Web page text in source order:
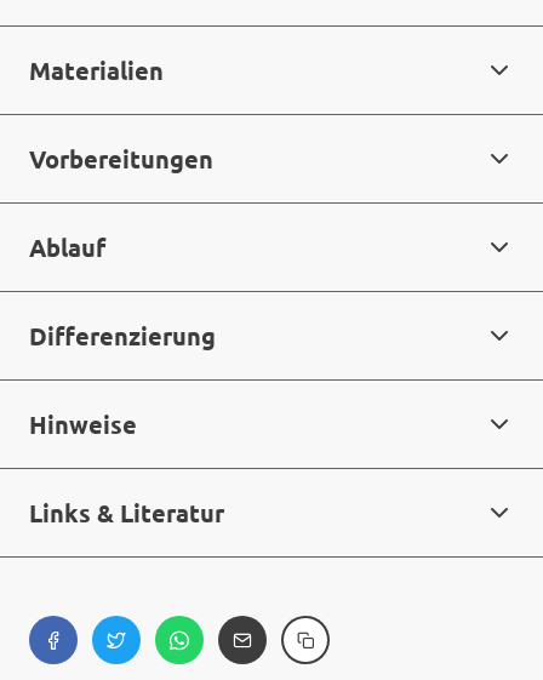
Materialien
Vorbereitungen
Ablauf
Differenzierung
Hinweise
Links & Literatur